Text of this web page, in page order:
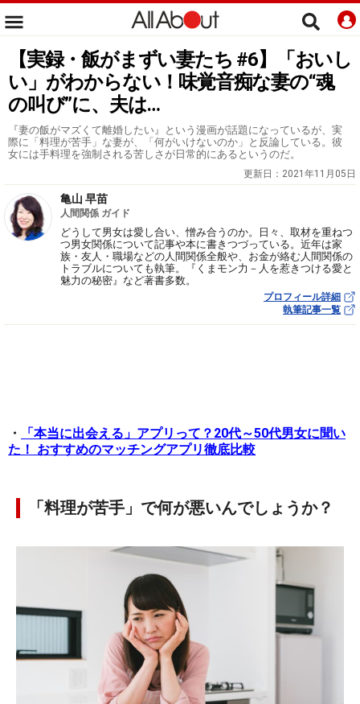
【実録・飯がまずい妻たち #6】「おいし
い」がわからない！味覚音痴な妻の“魂
の叫び”に、夫は…
『妻の飯がマズくて離婚したい』という漫画が話題になっているが、実
際に「料理が苦手」な妻が、「何がいけないのか」と反論している。彼
女には手料理を強制される苦しさが日常的にあるというのだ。
更新日： 2021年11月05日
亀山 早苗
人間関係 ガイド
どうして男女は愛し合い、憎み合うのか。日々、取材を重ねつ
つ男女関係について記事や本に書きつづっている。近年は家
族・友人・職場などの人間関係全般や、お金が絡む人間関係の
トラブルについても執筆。『くまモン力－人を惹きつける愛と
魅力の秘密』など著書多数。
プロフィール詳細
執筆記事一覧
・
「本当に出会える」アプリって？20代～50代男女に聞い
た！ おすすめのマッチングアプリ徹底比較
「料理が苦手」で何が悪いんでしょうか？